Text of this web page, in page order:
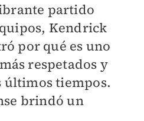
partido
Kendrick
por qué es uno
respetados y
últimos tiempos.
brindó un